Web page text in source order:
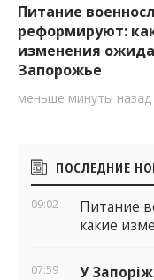
Питание
реформируют:
изменения
Запорожье
меньше минуты назад
Боковые
виджеты
ПОСЛЕДНИЕ
09:02
Питание
какие
07:59
У